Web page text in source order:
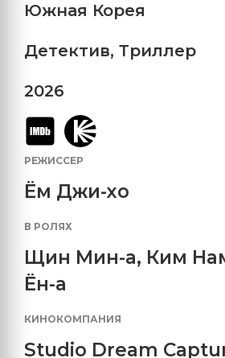
Южная Корея
Детектив, Триллер
2026
РЕЖИССЕР
Ём Джи-хо
В РОЛЯХ
Щин Мин-а, Ким
Ён-а
КИНОКОМПАНИЯ
Studio Dream